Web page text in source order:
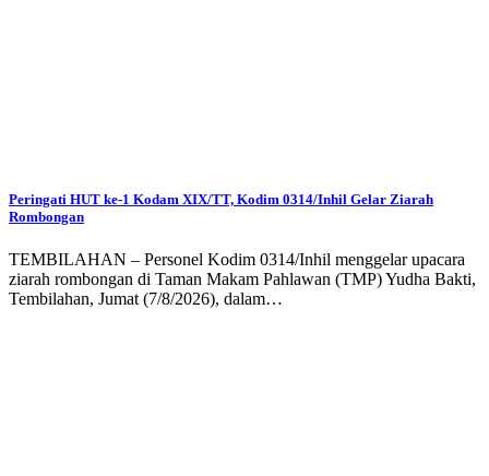
Peringati HUT ke-1 Kodam XIX/TT, Kodim 0314/Inhil Gelar Ziarah
Rombongan
TEMBILAHAN – Personel Kodim 0314/Inhil menggelar upacara
ziarah rombongan di Taman Makam Pahlawan (TMP) Yudha Bakti,
Tembilahan, Jumat (7/8/2026), dalam…